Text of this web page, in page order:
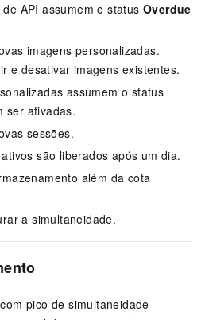
API assumem o status Overdue
imagens personalizadas.
e desativar imagens existentes.
assumem o status
ser ativadas.
sessões.
ativos são liberados após um dia.
além da cota
a simultaneidade.
pico de simultaneidade